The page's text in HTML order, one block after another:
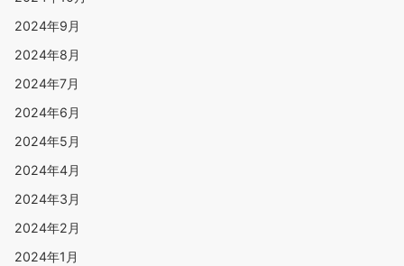
2024年9月
2024年8月
2024年7月
2024年6月
2024年5月
2024年4月
2024年3月
2024年2月
2024年1月